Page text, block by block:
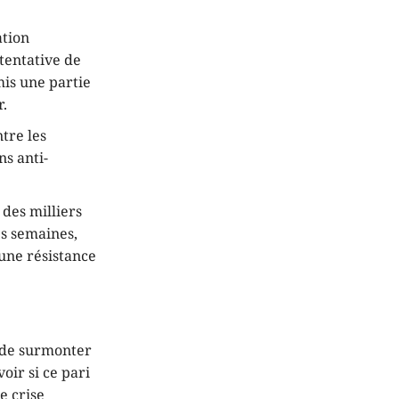
de
une partie
les
anti-
des milliers
semaines,
résistance
surmonter
si ce pari
crise